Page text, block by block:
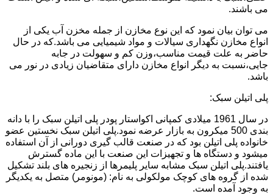
می باشند.
می توان بیان نمود که این نوع مخازن از جمله مخزن آب یکی از
انواع مخازن نگهداری سیالات و مواد شیمیایی می باشد.که در حال
حاضر به علت قیمت مناسب،وزن کم و سهولت در جابه
جایی،نسبت به دیگر انواع مخازن دارای متقاضیان زیادی در نور می
باشد.
پلی اتیلن سبک:
در سال 1961 میلادی کمپانی اکواستار پودر پلی اتیلن سبک را با دانه
بندی 500 میکرون به بازار عرضه نمود.پلی اتیلن سبک نخستین عضو
خانواده پلی اتیلن بود که در صنعت قالب گیری دورانی از آن استفاده
میشود و دستگاه ها و تجهیزات این صنعت با این ماده گسترش
یافتند.پلی اتیلن سبک مشابه سایر پلیمرها از زنجیره های بلند تشکیل
شده از گروه های کوچک مولکولی به نام: (مونومر) متصل به یکدیگر
به وجود آمده است.